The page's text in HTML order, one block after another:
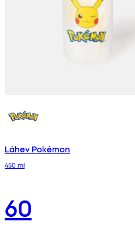
Láhev Pokémon
450 ml
60